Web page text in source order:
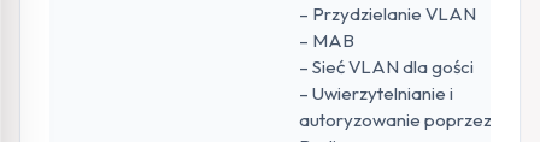
– Przydzielanie VLAN
– MAB
– Sieć VLAN dla gości
– Uwierzytelnianie i
autoryzowanie poprzez